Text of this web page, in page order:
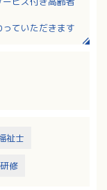
ていただきます
祉士
修